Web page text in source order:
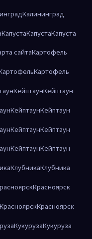
Калининград
КапустаКапустаКапуста
сайтаКартофель
Картофель
КейптаунКейптаун
КейптаунКейптаун
КейптаунКейптаун
КейптаунКейптаун
КлубникаКлубника
Красноярск
Красноярск
КукурузаКукуруза